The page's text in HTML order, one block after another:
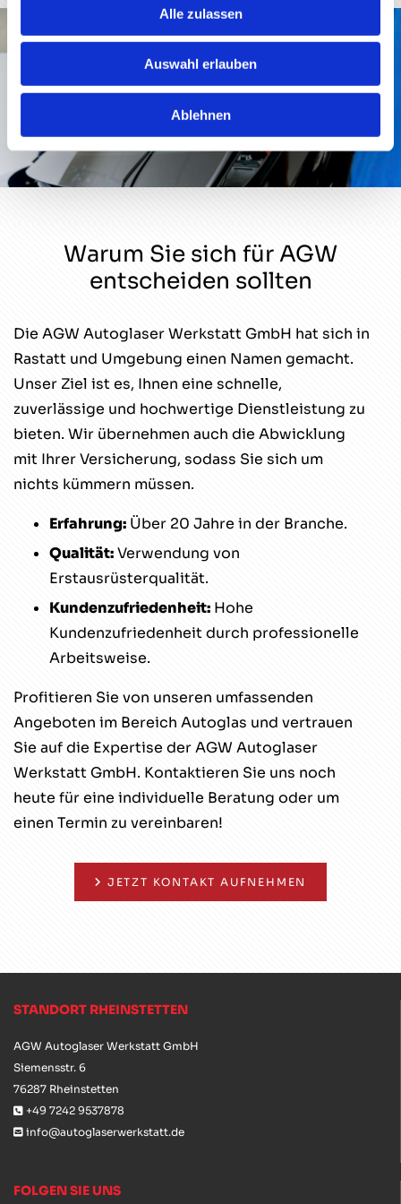
Alle zulassen
Auswahl erlauben
Ablehnen
Warum Sie sich für AGW
entscheiden sollten
Die AGW Autoglaser Werkstatt GmbH hat sich in
Rastatt und Umgebung einen Namen gemacht.
Unser Ziel ist es, Ihnen eine schnelle,
zuverlässige und hochwertige Dienstleistung zu
bieten. Wir übernehmen auch die Abwicklung
mit Ihrer Versicherung, sodass Sie sich um
nichts kümmern müssen.
Erfahrung: Über 20 Jahre in der Branche.
Qualität:Verwendung von
Erstausrüsterqualität.
Kundenzufriedenheit: Hohe
Kundenzufriedenheit durch professionelle
Arbeitsweise.
Profitieren Sie von unseren umfassenden
Angeboten im Bereich Autoglas und vertrauen
Sie auf die Expertise der AGW Autoglaser
Werkstatt GmbH. Kontaktieren Sie uns noch
heute für eine individuelle Beratung oder um
einen Termin zu vereinbaren!
JETZT KONTAKT AUFNEHMEN
STANDORT RHEINSTETTEN
AGW Autoglaser Werkstatt GmbH
Siemensstr. 6
76287 Rheinstetten
 +49 7242 9537878
 info@autoglaserwerkstatt.de
FOLGEN SIE UNS